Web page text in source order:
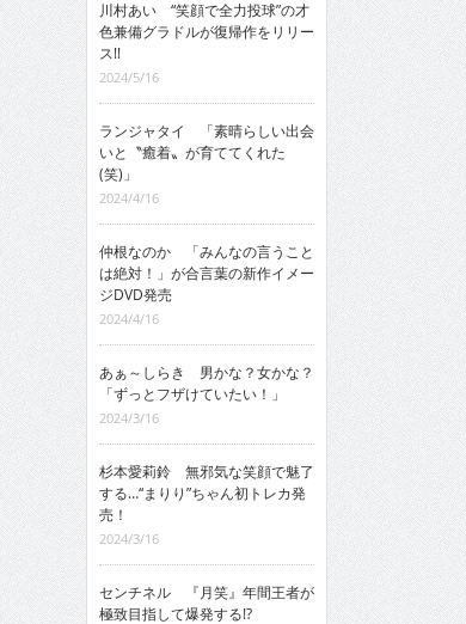
川村あい “笑顔で全力投球”の才
色兼備グラドルが復帰作をリリー
ス!!
2024/5/16
ランジャタイ 「素晴らしい出会
いと〝癒着〟が育ててくれた
(笑)」
2024/4/16
仲根なのか 「みんなの言うこと
は絶対！」が合言葉の新作イメー
ジDVD発売
2024/4/16
あぁ～しらき 男かな？女かな？
「ずっとフザけていたい！」
2024/3/16
杉本愛莉鈴 無邪気な笑顔で魅了
する…“まりり”ちゃん初トレカ発
売！
2024/3/16
センチネル 『月笑』年間王者が
極致目指して爆発する!?